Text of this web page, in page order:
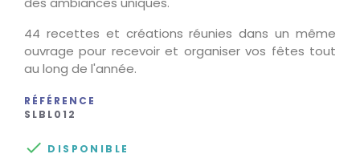
44 recettes et créations réunies dans un même
ouvrage pour recevoir et organiser vos fêtes tout
au long de l'année.
RÉFÉRENCE
SLBL012
 DISPONIBLE